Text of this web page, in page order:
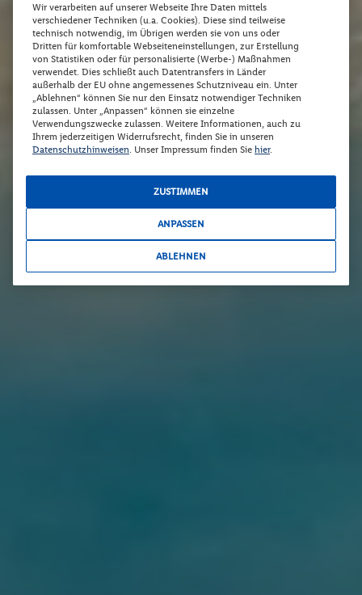
Wir verarbeiten auf unserer Webseite Ihre Daten mittels
verschiedener Techniken (u.a. Cookies). Diese sind teilweise
technisch notwendig, im Übrigen werden sie von uns oder
Dritten für komfortable Webseiteneinstellungen, zur Erstellung
von Statistiken oder für personalisierte (Werbe-) Maßnahmen
verwendet. Dies schließt auch Datentransfers in Länder
außerhalb der EU ohne angemessenes Schutzniveau ein. Unter
„Ablehnen“ können Sie nur den Einsatz notwendiger Techniken
zulassen. Unter „Anpassen“ können sie einzelne
Verwendungszwecke zulassen. Weitere Informationen, auch zu
Ihrem jederzeitigen Widerrufsrecht, finden Sie in unseren
Datenschutzhinweisen . Unser Impressum finden Sie hier.
ZUSTIMMEN
ANPASSEN
ABLEHNEN